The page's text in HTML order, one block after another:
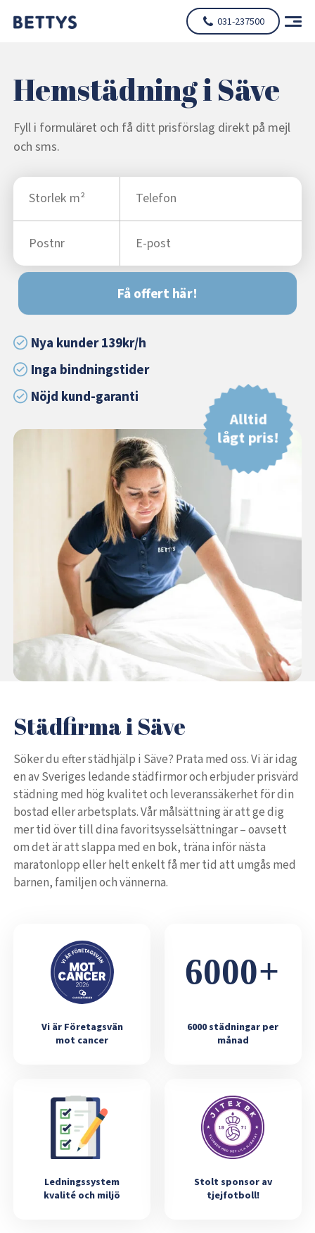
031-237500
Hemstädning i Säve
Fyll i formuläret och få ditt prisförslag direkt på mejl
och sms.
Få offert här!
Nya kunder 139kr/h
Inga bindningstider
Nöjd kund-garanti
Alltid
lågt pris!
Städfirma i Säve
Söker du efter städhjälp i Säve? Prata med oss. Vi är idag
en av Sveriges ledande städfirmor och erbjuder prisvärd
städning med hög kvalitet och leveranssäkerhet för din
bostad eller arbetsplats. Vår målsättning är att ge dig
mer tid över till dina favoritsysselsättningar – oavsett
om det är att slappa med en bok, träna inför nästa
maratonlopp eller helt enkelt få mer tid att umgås med
barnen, familjen och vännerna.
Vi är Företagsvän
mot cancer
6000 städningar per
månad
Ledningssystem
kvalité och miljö
Stolt sponsor av
tjejfotboll!